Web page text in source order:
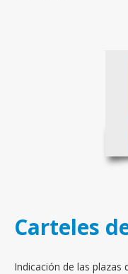
Carteles
Indicación de las plazas